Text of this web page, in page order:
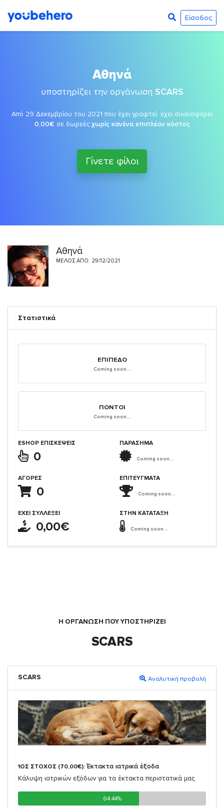
Είσοδος
Αθηνά
υποστηρίζει την οργάνωση SCARS
Από 29 Δεκεμβρίου του 2021 που έχει γραφτεί, έχει συνεισφέρει
0,00€ σε δωρεές χωρίς κανένα επιπλέον κόστος
Γίνετε φίλοι
Αθηνά
ΜΈΛΟΣ ΑΠΌ: 29/12/2021
Στατιστικά
ΕΠΊΠΕΔΟ
Coming soon...
ΠΌΝΤΟΙ
Coming soon...
ESHOP ΕΠΙΣΚΈΨΕΙΣ
0
ΑΓΟΡΈΣ
0
ΈΧΕΙ ΣΥΛΛΈΞΕΙ
0,00€
ΠΑΡΑΣΗΜΑ
Coming soon...
ΕΠΙΤΕΎΓΜΑΤΑ
Coming soon...
ΣΤΗΝ ΚΑΤΆΤΑΞΗ
Coming soon...
Η ΟΡΓΆΝΩΣΗ ΠΟΥ ΥΠΟΣΤΗΡΙΖΕΙ
SCARS
SCARS Αναλυτική προβολή
1ΟΣ ΣΤΟΧΟΣ (70,00€): Έκτακτα ιατρικά έξοδα
Κάλυψη ιατρικών εξόδων για τα έκτακτα περιστατικά μας
64.44%
64.44%